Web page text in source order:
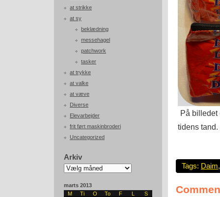
at strikke
at sy
beklædning
messehagel
patchwork
tasker
at trykke
at valke
at væve
Diverse
Elevarbejder
frit ført maskinbroderi
Uncategorized
Arkiv
Arkiv
marts 2013
M
Ti O To F L
S
På billedet
tidens
Tags: Daim